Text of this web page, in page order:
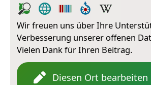
Wir freuen uns über Ihre
Verbesserung unserer offenen
Vielen Dank für Ihren Beitrag.
Diesen Ort bearbeiten